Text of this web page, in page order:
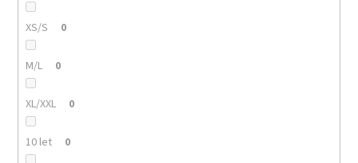
XS/S 0
M/L 0
XL/XXL 0
10 let 0